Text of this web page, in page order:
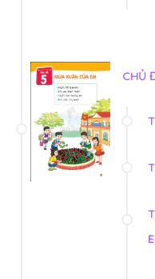
CHỦ